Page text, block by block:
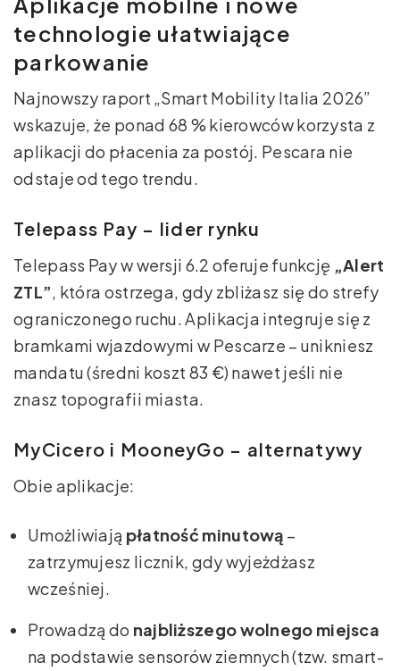
technologie ułatwiające
parkowanie
Najnowszy raport „Smart Mobility Italia 2026”
wskazuje, że ponad 68 % kierowców korzysta z
aplikacji do płacenia za postój. Pescara nie
odstaje od tego trendu.
Telepass Pay – lider rynku
Telepass Pay w wersji 6.2 oferuje funkcję „Alert
ZTL”, która ostrzega, gdy zbliżasz się do strefy
ograniczonego ruchu. Aplikacja integruje się z
bramkami wjazdowymi w Pescarze – unikniesz
mandatu (średni koszt 83 €) nawet jeśli nie
znasz topografii miasta.
MyCicero i MooneyGo – alternatywy
Obie aplikacje:
Umożliwiają płatność minutową –
zatrzymujesz licznik, gdy wyjeżdżasz
wcześniej.
Prowadzą do najbliższego wolnego miejsca
na podstawie sensorów ziemnych (tzw. smart-